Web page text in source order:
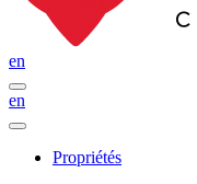
en
en
Propriétés